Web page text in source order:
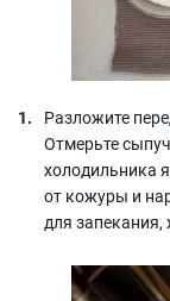
Разложите
Отмерьте
холодильника
от кожуры и
для запекания,